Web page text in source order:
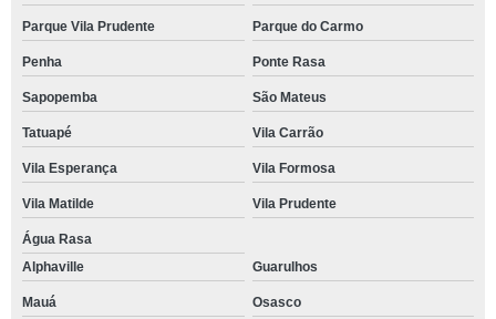
Parque Vila Prudente Parque do Carmo
Penha Ponte Rasa
Sapopemba São Mateus
Tatuapé Vila Carrão
Vila Esperança Vila Formosa
Vila Matilde Vila Prudente
Água Rasa
Alphaville
Guarulhos
Mauá Osasco